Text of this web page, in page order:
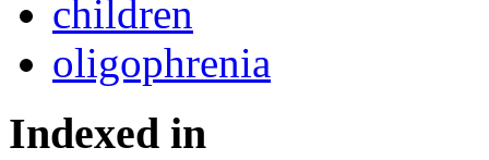
children
oligophrenia
Indexed in